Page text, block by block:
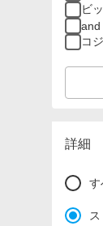
ビ
and
コ
詳細
す